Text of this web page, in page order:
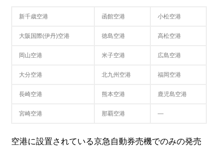
新千歳空港 函館空港 小松空港
大阪国際(伊丹)空港 徳島空港 高松空港
岡山空港 米子空港 広島空港
大分空港 北九州空港 福岡空港
長崎空港 熊本空港 鹿児島空港
宮崎空港 那覇空港 ―
空港に設置されている京急自動券売機でのみの発売